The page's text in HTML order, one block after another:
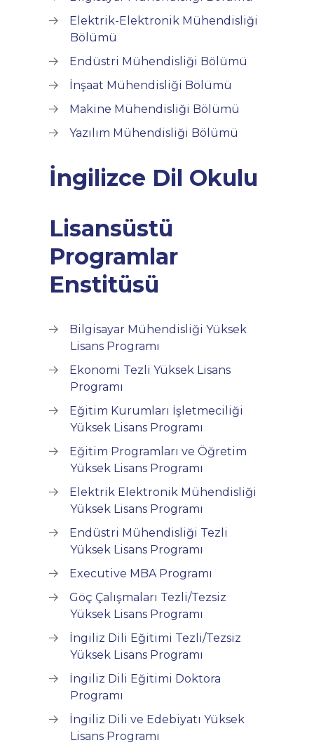
Elektrik-Elektronik Mühendisliği
Bölümü
Endüstri Mühendisliği Bölümü
İnşaat Mühendisliği Bölümü
Makine Mühendisliği Bölümü
Yazılım Mühendisliği Bölümü
İngilizce Dil Okulu
Lisansüstü
Programlar
Enstitüsü
Bilgisayar Mühendisliği Yüksek
Lisans Programı
Ekonomi Tezli Yüksek Lisans
Programı
Eğitim Kurumları İşletmeciliği
Yüksek Lisans Programı
Eğitim Programları ve Öğretim
Yüksek Lisans Programı
Elektrik Elektronik Mühendisliği
Yüksek Lisans Programı
Endüstri Mühendisliği Tezli
Yüksek Lisans Programı
Executive MBA Programı
Göç Çalışmaları Tezli/Tezsiz
Yüksek Lisans Programı
İngiliz Dili Eğitimi Tezli/Tezsiz
Yüksek Lisans Programı
İngiliz Dili Eğitimi Doktora
Programı
İngiliz Dili ve Edebiyatı Yüksek
Lisans Programı